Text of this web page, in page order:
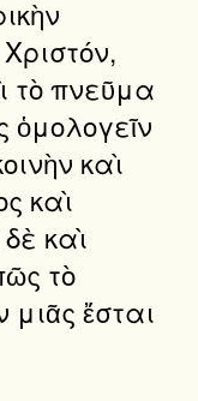
τὸ πνεῦμα
ὁμολογεῖν
καὶ
καὶ
καὶ
τὸ
ἔσται